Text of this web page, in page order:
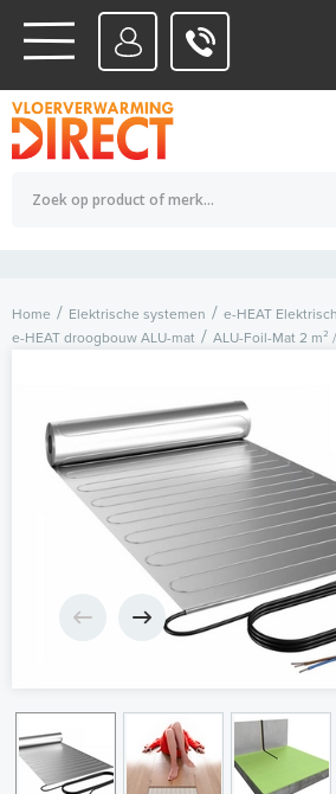
WATERSYSTEMEN
ELEKTRISCHE SYSTEMENTotaalbedrag (incl. BTW)
Home Elektrische systemen
e-HEAT
e-HEAT droogbouw ALU-mat
ALU-Foil-Mat 2 m²